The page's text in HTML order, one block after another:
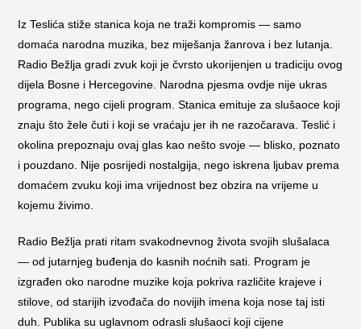
Iz Teslića stiže stanica koja ne traži kompromis — samo
domaća narodna muzika, bez miješanja žanrova i bez lutanja.
Radio Bežlja gradi zvuk koji je čvrsto ukorijenjen u tradiciju ovog
dijela Bosne i Hercegovine. Narodna pjesma ovdje nije ukras
programa, nego cijeli program. Stanica emituje za slušaoce koji
znaju što žele čuti i koji se vraćaju jer ih ne razočarava. Teslić i
okolina prepoznaju ovaj glas kao nešto svoje — blisko, poznato
i pouzdano. Nije posrijedi nostalgija, nego iskrena ljubav prema
domaćem zvuku koji ima vrijednost bez obzira na vrijeme u
kojemu živimo.
Radio Bežlja prati ritam svakodnevnog života svojih slušalaca
— od jutarnjeg buđenja do kasnih noćnih sati. Program je
izgrađen oko narodne muzike koja pokriva različite krajeve i
stilove, od starijih izvođača do novijih imena koja nose taj isti
duh. Publika su uglavnom odrasli slušaoci koji cijene